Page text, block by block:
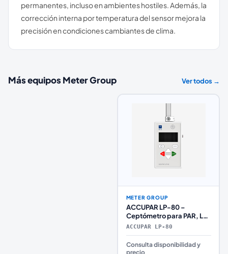
permanentes, incluso en ambientes hostiles. Además, la
corrección interna por temperatura del sensor mejora la
precisión en condiciones cambiantes de clima.
Más equiposMeter Group Ver todos →
METER GROUP
ACCUPAR LP-80 –
Ceptómetro para PAR, LAI
y monitoreo del dosel
ACCUPAR LP-80
Consulta disponibilidad y
precio